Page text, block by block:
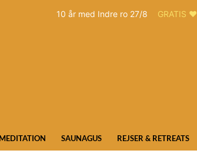
10 år med Indre ro 27/8 GRATIS ❤️
MEDITATION SAUNAGUS REJSER & RETREATS